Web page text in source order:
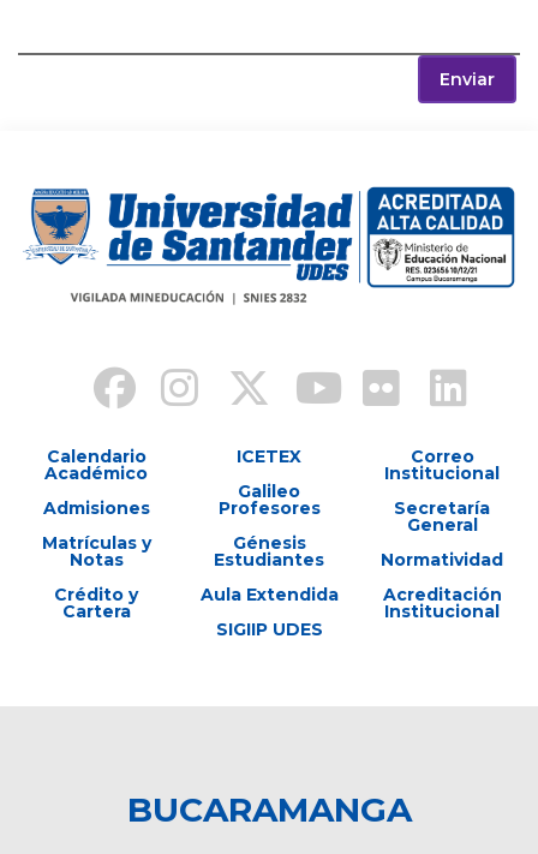
Enviar
Calendario
Académico
Admisiones
Matrículas y
Notas
Crédito y
Cartera
ICETEX
Galileo
Profesores
Génesis
Estudiantes
Aula Extendida
SIGIIP UDES
Correo
Institucional
Secretaría
General
Normatividad
Acreditación
Institucional
BUCARAMANGA